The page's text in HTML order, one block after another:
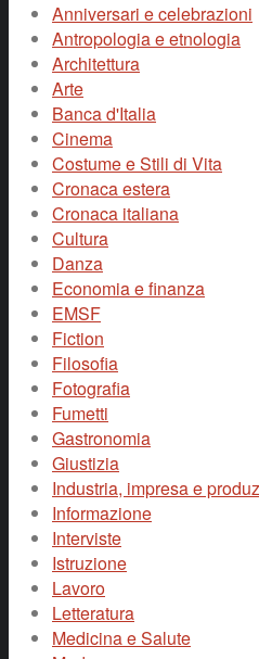
Anniversari e celebrazioni
Antropologia e etnologia
Architettura
Arte
Banca d'Italia
Cinema
Costume e Stili di Vita
Cronaca estera
Cronaca italiana
Cultura
Danza
Economia e finanza
EMSF
Fiction
Filosofia
Fotografia
Fumetti
Gastronomia
Giustizia
Industria, impresa e
Informazione
Interviste
Istruzione
Lavoro
Letteratura
Medicina e Salute